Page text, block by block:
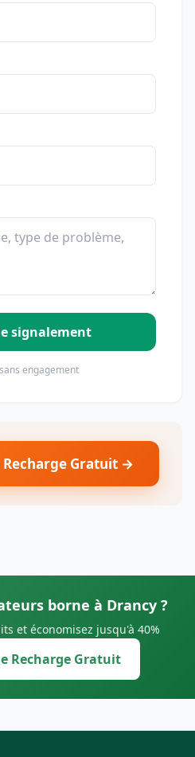
signalement
engagement
Recharge Gratuit →
borne à Drancy ?
et économisez jusqu'à 40%
Recharge Gratuit